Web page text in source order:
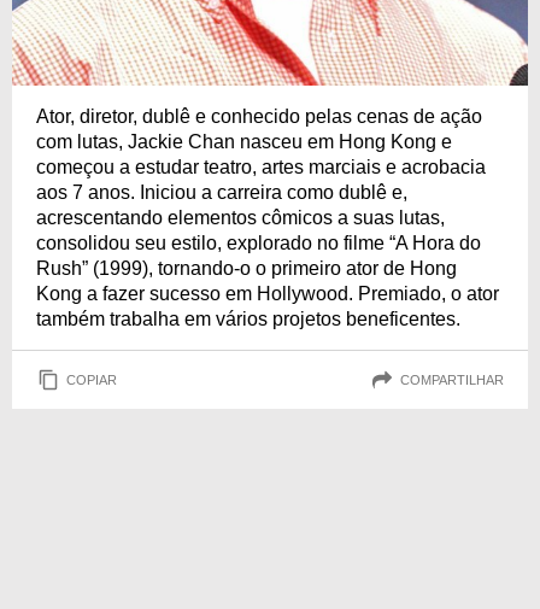
Ator, diretor, dublê e conhecido pelas cenas de ação
com lutas, Jackie Chan nasceu em Hong Kong e
começou a estudar teatro, artes marciais e acrobacia
aos 7 anos. Iniciou a carreira como dublê e,
acrescentando elementos cômicos a suas lutas,
consolidou seu estilo, explorado no filme “A Hora do
Rush” (1999), tornando-o o primeiro ator de Hong
Kong a fazer sucesso em Hollywood. Premiado, o ator
também trabalha em vários projetos beneficentes.
COPIAR COMPARTILHAR